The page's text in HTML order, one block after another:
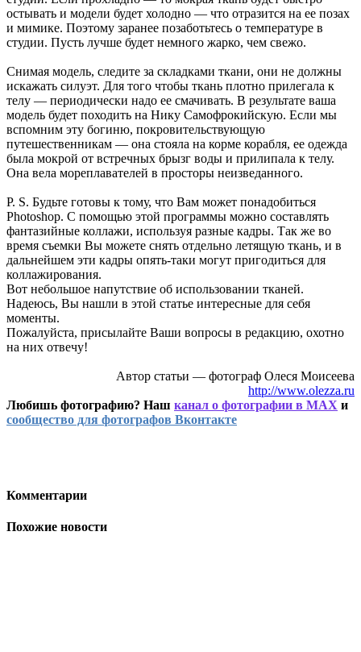
остывать и модели будет холодно — что отразится на ее позах
и мимике. Поэтому заранее позаботьтесь о температуре в
студии. Пусть лучше будет немного жарко, чем свежо.
Снимая модель, следите за складками ткани, они не должны
искажать силуэт. Для того чтобы ткань плотно прилегала к
телу — периодически надо ее смачивать. В результате ваша
модель будет походить на Нику Самофрокийскую. Если мы
вспомним эту богиню, покровительствующую
путешественникам — она стояла на корме корабля, ее одежда
была мокрой от встречных брызг воды и прилипала к телу.
Она вела мореплавателей в просторы неизведанного.
Р. S. Будьте готовы к тому, что Вам может понадобиться
Photoshop. С помощью этой программы можно составлять
фантазийные коллажи, используя разные кадры. Так же во
время съемки Вы можете снять отдельно летящую ткань, и в
дальнейшем эти кадры опять-таки могут пригодиться для
коллажирования.
Вот небольшое напутствие об использовании тканей.
Надеюсь, Вы нашли в этой статье интересные для себя
моменты.
Пожалуйста, присылайте Ваши вопросы в редакцию, охотно
на них отвечу!
Автор статьи — фотограф Олеся Моисеева
http://www.olezza.ru
Любишь фотографию? Наш канал о фотографии в MAX и
сообщество для фотографов Вконтакте
Комментарии
Похожие новости